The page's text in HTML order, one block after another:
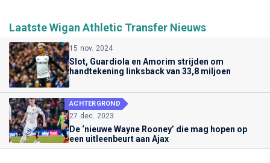
Laatste Wigan Athletic Transfer Nieuws
15 nov. 2024
Slot, Guardiola en Amorim strijden om
handtekening linksback van 33,8 miljoen
ACHTERGROND
27 dec. 2023
De ‘nieuwe Wayne Rooney’ die mag hopen op
een uitleenbeurt aan Ajax